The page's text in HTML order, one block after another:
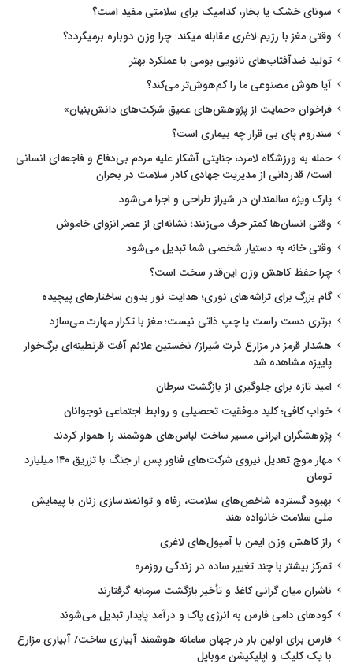
سونای خشک یا بخار، کدامیک برای سلامتی مفید است؟
وقتی مغز با رژیم لاغری مقابله میکند: چرا وزن دوباره برمیگردد؟
تولید ضدآفتاب‌های نانویی بومی با عملکرد بهتر
آیا هوش مصنوعی ما را کم‌هوش‌تر می‌کند؟
فراخوان «حمایت از پژوهش‌های عمیق شرکت‌های دانش‌بنیان»
سندروم پای بی قرار چه بیماری است؟
حمله به ورزشگاه لامرد، جنایتی آشکار علیه مردم بی‌دفاع و فاجعه‌ای انسانی
است/ قدردانی از مدیریت جهادی کادر سلامت در بحران
پارک ویژه سالمندان در شیراز طراحی و اجرا می‌شود
وقتی انسان‌ها کمتر حرف می‌زنند؛ نشانه‌ای از عصر انزوای خاموش
وقتی خانه به دستیار شخصی شما تبدیل می‌شود
چرا حفظ کاهش وزن این‌قدر سخت است؟
گام بزرگ برای تراشه‌های نوری؛ هدایت نور بدون ساختارهای پیچیده
برتری دست راست یا چپ ذاتی نیست؛ مغز با تکرار مهارت می‌سازد
هشدار قرمز در مزارع ذرت شیراز/ نخستین علائم آفت قرنطینه‌ای برگ‌خوار
پاییزه مشاهده شد
امید تازه برای جلوگیری از بازگشت سرطان
خواب کافی؛ کلید موفقیت تحصیلی و روابط اجتماعی نوجوانان
پژوهشگران ایرانی مسیر ساخت لباس‌های هوشمند را هموار کردند
مهار موج تعدیل نیروی شرکت‌های فناور پس از جنگ با تزریق ۱۴۰ میلیارد
تومان
بهبود گسترده شاخص‌های سلامت، رفاه و توانمندسازی زنان با پیمایش
ملی سلامت خانواده هند
راز کاهش وزن ایمن با آمپول‌های لاغری
تمرکز بیشتر با چند تغییر ساده در زندگی روزمره
ناشران میان گرانی کاغذ و تأخیر بازگشت سرمایه گرفتارند
کودهای دامی فارس به انرژی پاک و درآمد پایدار تبدیل می‌شوند
فارس برای اولین بار در جهان سامانه هوشمند آبیاری ساخت/ آبیاری مزارع
با یک کلیک و اپلیکیشن موبایل